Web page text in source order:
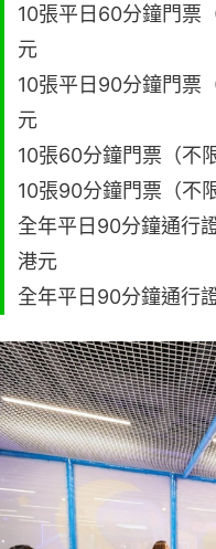
10張平日60分鐘門票
元
10張平日90分鐘門票
元
10張60分鐘門票（不
10張90分鐘門票（不
全年平日90分鐘通行
港元
全年平日90分鐘通行